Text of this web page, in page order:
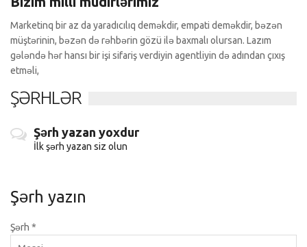
Marketinq bir az da yaradıcılıq deməkdir, empati deməkdir, bəzən
müştərinin, bəzən də rəhbərin gözü ilə baxmalı olursan. Lazım
gələndə hər hansı bir işi sifariş verdiyin agentliyin də adından çıxış
etməli,
ŞƏRHLƏR
Şərh yazan yoxdur
İlk şərh yazan siz olun
Şərh yazın
Şərh *